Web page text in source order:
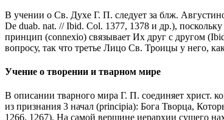
В учении о Св. Духе Г. П. следует за блж.
De duab. nat. // Ibid. Col. 1377, 1378 и др.),
принцип (connexio) связывает Их друг с другом
вопросу, так что третье Лицо Св. Троицы у него,
Учение о творении и тварном мире
В описании тварного мира Г. П. соединяет христ.
из признания 3 начал (principia): Бога Творца,
1266, 1267). На самой вершине иерархии сущего